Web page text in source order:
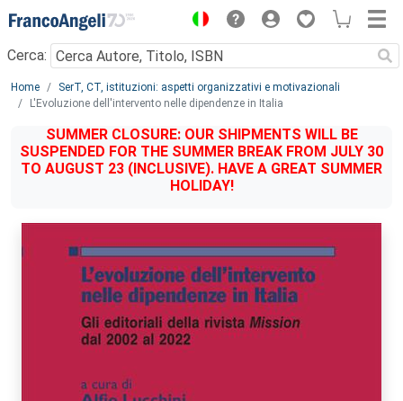
Menu
Cerca:
Main content
Home
SerT, CT, istituzioni: aspetti organizzativi e motivazionali
L'Evoluzione dell'intervento nelle dipendenze in Italia
SUMMER CLOSURE: OUR SHIPMENTS WILL BE
SUSPENDED FOR THE SUMMER BREAK FROM JULY 30
TO AUGUST 23 (INCLUSIVE). HAVE A GREAT SUMMER
HOLIDAY!